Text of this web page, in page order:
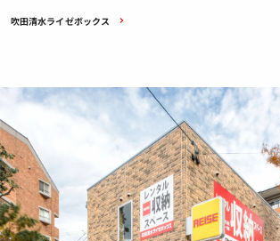
吹田清水ライゼボックス